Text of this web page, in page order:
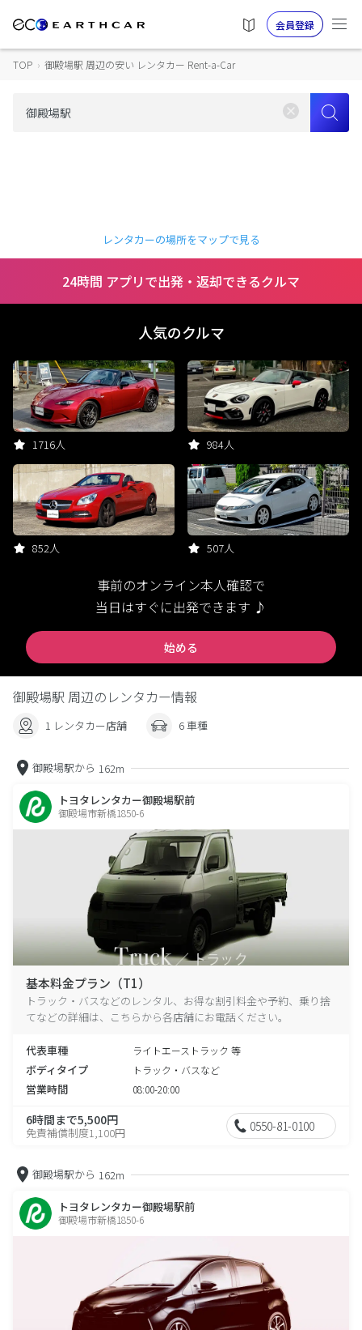
会員登録
TOP › 御殿場駅 周辺の安い レンタカー Rent-a-Car
レンタカーの場所をマップで見る
24時間 アプリで出発・返却できるクルマ
人気のクルマ
1716人 984人
852人 507人
事前のオンライン本人確認で
当日はすぐに出発できます ♪
始める
御殿場駅 周辺のレンタカー情報
1 レンタカー店舗 6 車種
御殿場駅から 162m
トヨタレンタカー御殿場駅前
御殿場市新橋1850-6
基本料金プラン（T1）
トラック・バスなどのレンタル、お得な割引料金や予約、乗り捨
てなどの詳細は、こちらから各店舗にお電話ください。
代表車種 ライトエーストラック 等
ボディタイプ トラック・バスなど
営業時間 08:00-20:00
6時間まで5,500円
免責補償制度1,100円 0550-81-0100
御殿場駅から 162m
トヨタレンタカー御殿場駅前
御殿場市新橋1850-6